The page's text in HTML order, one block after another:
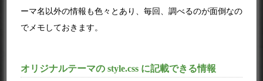
ーマ名以外の情報も色々とあり、毎回、調べるのが面倒なの
でメモしておきます。
オリジナルテーマの style.css に記載できる情報